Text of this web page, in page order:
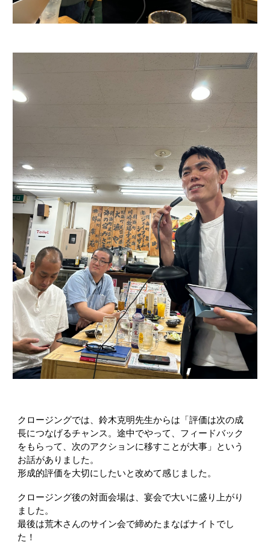
クロージングでは、鈴木克明先生からは「評価は次の成
長につなげるチャンス。途中でやって、フィードバック
をもらって、次のアクションに移すことが大事」という
お話がありました。
形成的評価を大切にしたいと改めて感じました。
クロージング後の対面会場は、宴会で大いに盛り上がり
ました。
最後は荒木さんのサイン会で締めたまなばナイトでし
た！